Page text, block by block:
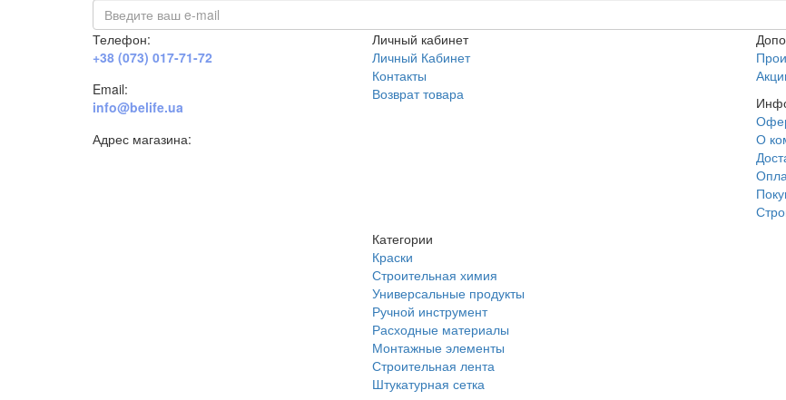
Телефон:
+38 (073) 017-71-72
Email:
info@belife.ua
Адрес магазина:
Личный кабинет
Личный Кабинет
Контакты
Возврат товара
О
Категории
Краски
Строительная химия
Универсальные продукты
Ручной инструмент
Расходные материалы
Монтажные элементы
Строительная лента
Штукатурная сетка